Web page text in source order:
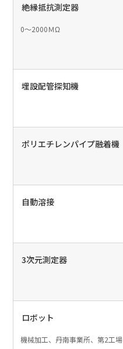
絶縁抵抗測定器
0～2000ＭΩ
埋設配管探知機
ポリエチレンパイプ融着機
自動溶接
3次元測定器
ロボット
機械加工、丹南事業所、第2工場